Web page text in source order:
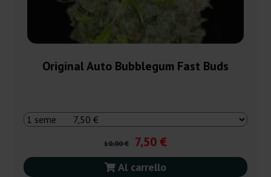
Original Auto Bubblegum Fast Buds
10,00 € 7,50 €
Al carrello